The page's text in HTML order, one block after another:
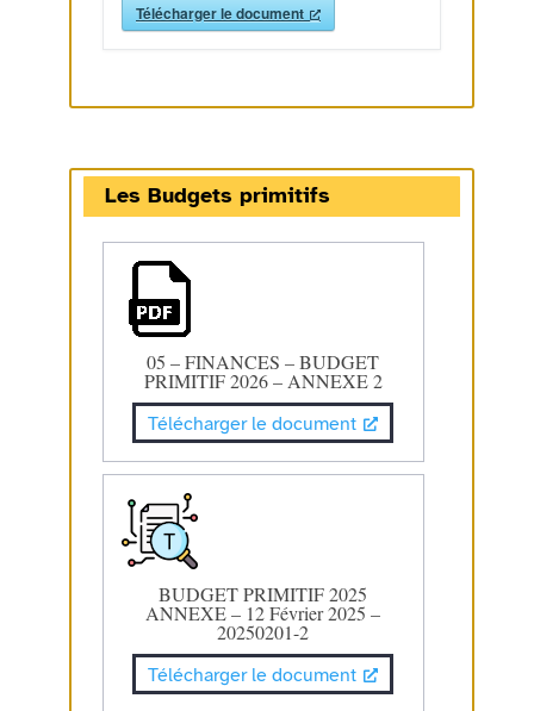
Télécharger le document
Les Budgets primitifs
05 – FINANCES – BUDGET
PRIMITIF 2026 – ANNEXE 2
Télécharger le document
BUDGET PRIMITIF 2025
ANNEXE – 12 Février 2025 –
20250201-2
Télécharger le document